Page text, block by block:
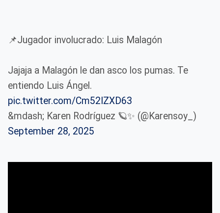
📌Jugador involucrado: Luis Malagón
Jajaja a Malagón le dan asco los pumas. Te
entiendo Luis Ángel.
pic.twitter.com/Cm52IZXD63
&mdash; Karen Rodríguez 🪐✨ (@Karensoy_)
September 28, 2025